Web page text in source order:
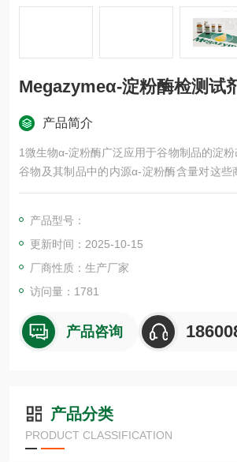
Megazymeα-淀粉酶检测试
产品简介
1微生物α-淀粉酶广泛应用于谷物制品的淀粉
谷物及其制品中的内源α-淀粉酶含量对这些
意义。在面包加工中，α-淀粉酶的含量必须
用的糖，但不能高至使淀粉过量糊化，防止
加工问题。在酿造业，麦芽α-淀粉酶是关键
酶还可作为青贮饲料添加剂以加速淀粉的降
长所需的可发酵糖。
产品型号：
更新时间：2025-10-15
厂商性质：生产厂家
访问量：1781
产品咨询
产品分类
PRODUCT CLASSIFICATION